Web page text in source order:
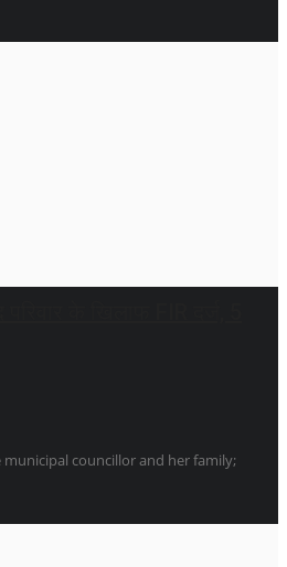
municipal councillor and her family;